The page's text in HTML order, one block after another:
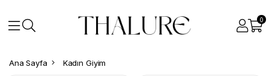
0
Ana Sayfa Kadın Giyim